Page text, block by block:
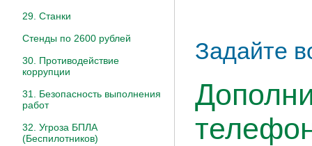
29. Станки
Стенды по 2600 рублей
30. Противодействие
коррупции
31. Безопасность выполнения
работ
32. Угроза БПЛА
(Беспилотников)
Задайте